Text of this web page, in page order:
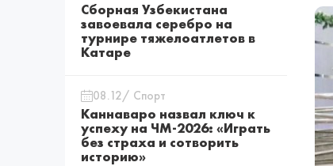
Сборная Узбекистана
завоевала серебро на
турнире тяжелоатлетов в
Катаре
08.12/ Спорт
Каннаваро назвал ключ к
успеху на ЧМ-2026: «Играть
без страха и сотворить
историю»